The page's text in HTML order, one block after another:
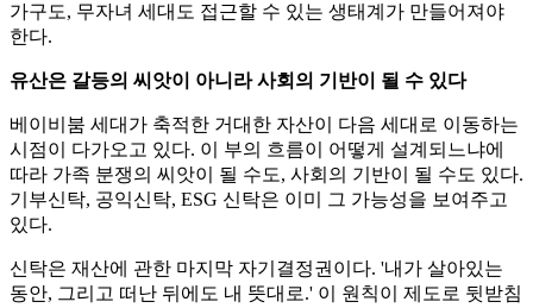
가구도, 무자녀 세대도 접근할 수 있는 생태계가 만들어져야
한다.
유산은 갈등의 씨앗이 아니라 사회의 기반이 될 수 있다
베이비붐 세대가 축적한 거대한 자산이 다음 세대로 이동하는
시점이 다가오고 있다. 이 부의 흐름이 어떻게 설계되느냐에
따라 가족 분쟁의 씨앗이 될 수도, 사회의 기반이 될 수도 있다.
기부신탁, 공익신탁, ESG 신탁은 이미 그 가능성을 보여주고
있다.
신탁은 재산에 관한 마지막 자기결정권이다. '내가 살아있는
동안, 그리고 떠난 뒤에도 내 뜻대로.' 이 원칙이 제도로 뒷받침